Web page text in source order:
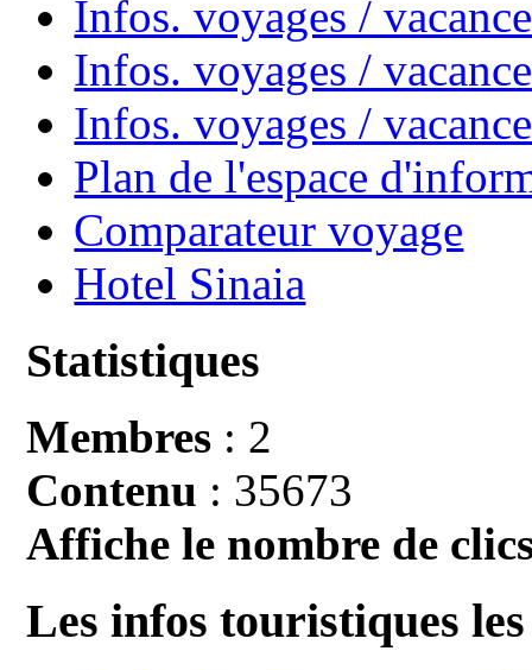
Infos. voyages /
Infos. voyages /
Infos. voyages /
Plan de l'espace
Comparateur voyage
Hotel Sinaia
Statistiques
Membres : 2
Contenu : 35673
Affiche le nombre de
Les infos touristiques